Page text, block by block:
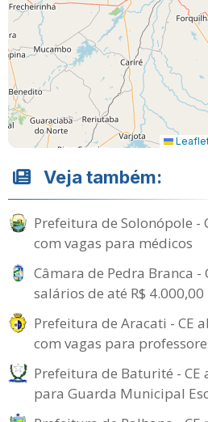
Veja também:
Prefeitura de Solonópole -
com vagas para médicos
Câmara de Pedra Branca -
salários de até R$ 4.000,00
Prefeitura de Aracati - CE
com vagas para
Prefeitura de Baturité -
para Guarda Municipal